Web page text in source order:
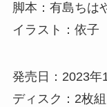
脚本：有島ちは
イラスト：依子
発売日：2023年
ディスク：2枚組